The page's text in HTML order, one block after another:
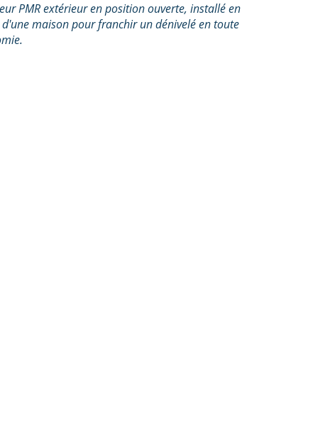
PMR extérieur en position ouverte, installé en
maison pour franchir un dénivelé en toute